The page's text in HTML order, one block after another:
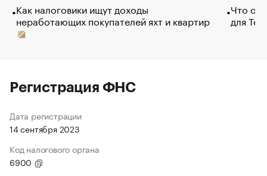
Как налоговики ищут доходы
неработающих покупателей яхт и квартир
Что
для
Регистрация ФНС
Дата регистрации
14 сентября 2023
Код налогового органа
6900